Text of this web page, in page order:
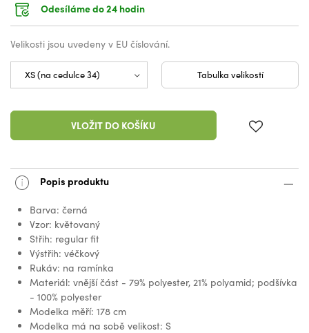
Odesíláme do 24 hodin
Velikosti jsou uvedeny v EU číslování.
Tabulka velikostí
VLOŽIT DO KOŠÍKU
Popis produktu
Barva: černá
Vzor: květovaný
Střih: regular fit
Výstřih: véčkový
Rukáv: na ramínka
Materiál: vnější část - 79% polyester, 21% polyamid; podšívka
- 100% polyester
Modelka měří: 178 cm
Modelka má na sobě velikost: S